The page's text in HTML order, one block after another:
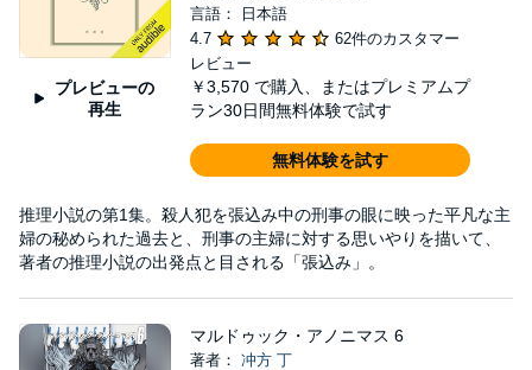
プレビューの
再生
言語： 日本語
4.7
62件のカスタマー
レビュー
￥3,570 で購入、またはプレミアムプ
ラン30日間無料体験で試す
無料体験を試す
推理小説の第1集。殺人犯を張込み中の刑事の眼に映った平凡な主
婦の秘められた過去と、刑事の主婦に対する思いやりを描いて、
著者の推理小説の出発点と目される「張込み」。
マルドゥック・アノニマス 6
著者： 冲方 丁